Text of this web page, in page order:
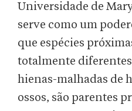
Universidade de
serve como um
que espécies
totalmente
hienas-malhadas de
ossos, são parentes